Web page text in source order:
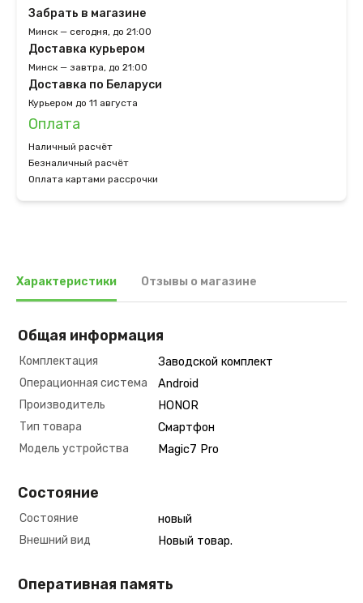
Забрать в магазине
Минск — сегодня, до 21:00
Доставка курьером
Минск — завтра, до 21:00
Доставка по Беларуси
Курьером до 11 августа
Оплата
Наличный расчёт
Безналичный расчёт
Оплата картами рассрочки
Характеристики Отзывы о магазине
Общая информация
Комплектация
Заводской комплект
Операционная система
Android
Производитель
HONOR
Тип товара
Смартфон
Модель устройства
Magic7 Pro
Состояние
Состояние
новый
Внешний вид
Новый товар.
Оперативная память